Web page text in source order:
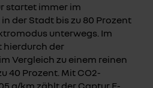
startet immer im
der Stadt bis zu 80 Prozent
unterwegs. Im
hierdurch der
Vergleich zu einem reinen
40 Prozent. Mit CO2-